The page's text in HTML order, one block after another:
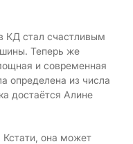
КД стал счастливым
Теперь же
и современная
определена из числа
достаётся Алине
она может